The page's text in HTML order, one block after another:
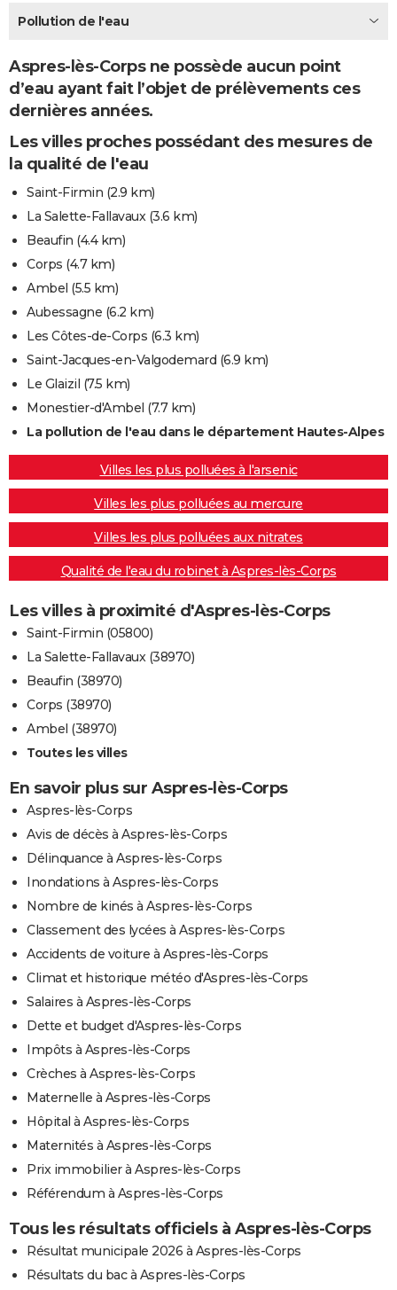
Destinations
City break
Voyage nature
Voyage de noces
Forum
Climat
+PHOTO
GUIDES D'ACHAT
BONS PLANS
Carte de Noël
Carte Bonne année
Carte Saint-Valentin
Carte Pâques
Carte d'anniversaire
DICTIONNAIRE
Dictionnaire
Biographies
Citations
Expressions
Proverbes
PROGRAMME TV
COPAINS D'AVANT
S'inscrire
Se connecter
Lycées
Collèges
Primaires
Universités
Entreprises
Service militaire
Avis de recherche
AVIS DE DÉCÈS
FORUM
Bricolage
Lifestyle
Culture
Sport
Auto
Television
Voyage
Cinema
Pollution de l'eau
Aspres-lès-Corps ne possède aucun point
d’eau ayant fait l’objet de prélèvements ces
dernières années.
Les villes proches possédant des mesures de
la qualité de l'eau
Saint-Firmin (2.9 km)
La Salette-Fallavaux(3.6 km)
Beaufin (4.4 km)
Corps (4.7 km)
Ambel (5.5 km)
Aubessagne (6.2 km)
Les Côtes-de-Corps (6.3 km)
Saint-Jacques-en-Valgodemard (6.9 km)
Le Glaizil (7.5 km)
Monestier-d'Ambel (7.7 km)
La pollution de l'eau dans le département Hautes-Alpes
Villes les plus polluées à l'arsenic
Villes les plus polluées au mercure
Villes les plus polluées aux nitrates
Qualité de l'eau du robinet à Aspres-lès-Corps
Les villes à proximité d'Aspres-lès-Corps
Saint-Firmin (05800)
La Salette-Fallavaux (38970)
Beaufin (38970)
Corps (38970)
Ambel (38970)
Toutes les villes
En savoir plus sur Aspres-lès-Corps
Aspres-lès-Corps
Avis de décès à Aspres-lès-Corps
Délinquance à Aspres-lès-Corps
Inondations à Aspres-lès-Corps
Nombre de kinés à Aspres-lès-Corps
Classement des lycées à Aspres-lès-Corps
Accidents de voiture à Aspres-lès-Corps
Climat et historique météo d'Aspres-lès-Corps
Salaires à Aspres-lès-Corps
Dette et budget d'Aspres-lès-Corps
Impôts à Aspres-lès-Corps
Crèches à Aspres-lès-Corps
Maternelle à Aspres-lès-Corps
Hôpital à Aspres-lès-Corps
Maternités à Aspres-lès-Corps
Prix immobilier à Aspres-lès-Corps
Référendum à Aspres-lès-Corps
Tous les résultats officiels à Aspres-lès-Corps
Résultat municipale 2026 à Aspres-lès-Corps
Résultats du bac à Aspres-lès-Corps